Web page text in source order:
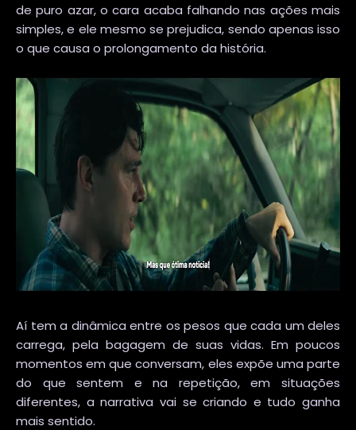
de puro azar, o cara acaba falhando nas ações mais
simples, e ele mesmo se prejudica, sendo apenas isso
o que causa o prolongamento da história.
Aí tem a dinâmica entre os pesos que cada um deles
carrega, pela bagagem de suas vidas. Em poucos
momentos em que conversam, eles expõe uma parte
do que sentem e na repetição, em situações
diferentes, a narrativa vai se criando e tudo ganha
mais sentido.